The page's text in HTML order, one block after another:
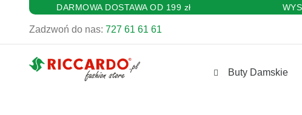
DARMOWA DOSTAWA OD 199 zł
Zadzwoń do nas: 727 61 61 61
Buty Damskie